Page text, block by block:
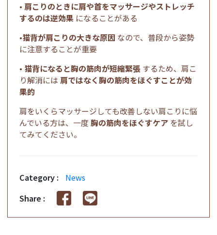
• 肩こりのときに肩や首をマッサージやストレッチ
するのは逆効果 になることがある
•猫背が肩こりの大きな原因 なので、普段から姿勢
に注意することが重要
• 猫背になると胸の筋肉が短縮緊張 するため、肩こ
り解消には 肩ではなく胸の筋肉をほぐすことが効
果的
肩をいくらマッサージしても改善しない肩こりに悩
んでいる方は、一度 胸の筋肉をほぐすケア を試し
てみてください。
Category :
News
Share :